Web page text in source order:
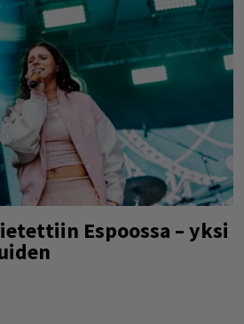
Espoossa – yksi